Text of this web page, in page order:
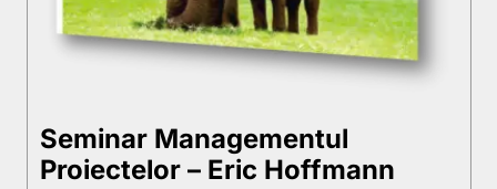
Seminar Managementul
Proiectelor – Eric Hoffmann